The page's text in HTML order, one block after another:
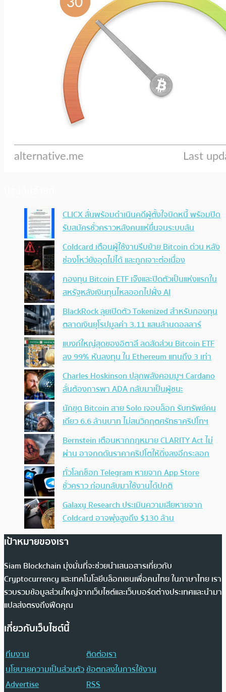
CLICX ลั่นพร้อมดำเนินคดีผู้ตั้งใจบิดหนี้ พร้อมปิด
รับสมัครชั่วคราวหลังคนแห่ยื่นจนระบบล้น
Coldcard เตือนผู้ใช้งานรีบย้าย Bitcoin ด่วน หลัง
ช่องโหว่ยังอุดไม่ได้ และถูกเจาะต่อเนื่อง
กองทุน Bitcoin ETF เจ๊งและปิดตัวเป็นแห่งแรกใน
สหรัฐหลังเงินทุนไหลออกไปฝั่ง AI
BlackRock ลุยเปิดตัว Tokenized สำหรับกองทุน
ตลาดเงินยุโรปมูลค่า 3.11 แสนล้านดอลลาร์
แบงก์ใหญ่สุดของอิตาลี ลดสัดส่วน Bitcoin ETF
ลง 99% หันลงทุน ใน Ethereum แทนถึง 3 เท่า
Charles Hoskinson ปลุกพลังคอมมูฯ Cardano
ลั่นต้องการพา ADA กลับมาเป็นผู้ชนะ
นักขุด Bitcoin สาย Solo เจอบล็อก รับทรัพย์คน
เดียว 6.6 ล้านบาท ไม่สนวิกฤตศรัทธาคริปโทฯ
Bernstein เตือนหากกฎหมาย CLARITY Act ไม่
ผ่าน อาจกดดันราคาคริปโตให้ดิ่งลงอีกระลอก
ทั่วโลกช็อก Telegram หายจาก App Store
ชั่วคราว ก่อนกลับมาใช้งานได้ปกติ
Galaxy Research ประเมินความเสียหายจาก
Coldcard อาจพุ่งสูงถึง $130 ล้าน
เป้าหมายของเรา
Siam Blockchain มุ่งมั่นที่จะช่วยนำเสนอสารเกี่ยวกับ
Cryptocurrency และเทคโนโลยีบล็อกเชนเพื่อคนไทย ในภาษาไทย เรา
รวบรวมข้อมูลส่วนใหญ่จากเว็บไซต์และเว็บบอร์ดต่างประเทศและนำมา
แปลส่งตรงถึงฟีดคุณ
เกี่ยวกับเว็บไซต์นี้
ทีมงาน
ติดต่อเรา
นโยบายความเป็นส่วนตัวข้อตกลงในการใช้งาน
Advertise
RSS